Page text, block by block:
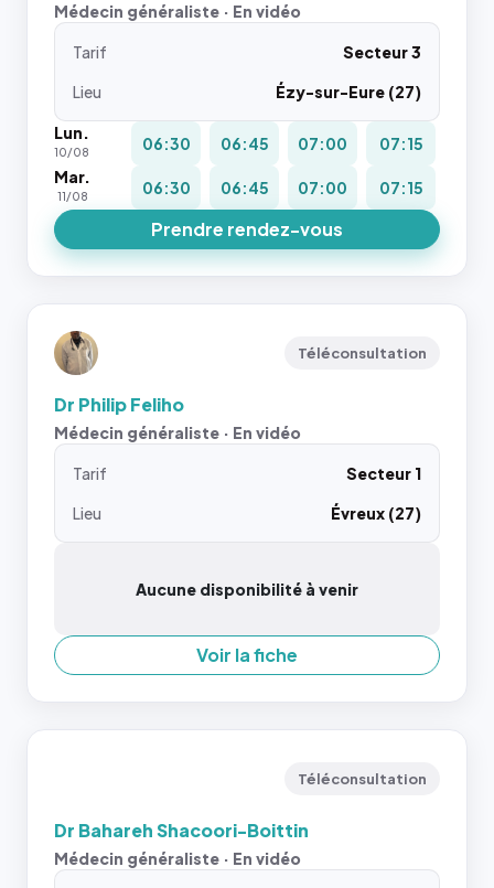
Médecin généraliste · En vidéo
Tarif
Secteur 3
Lieu
Ézy-sur-Eure (27)
Lun.
10/08 06:30 06:45 07:00
07:15
Mar.
11/08 06:30 06:45 07:00 07:15
Prendre rendez-vous
Téléconsultation
Dr Philip Feliho
Médecin généraliste · En vidéo
Tarif
Secteur 1
Lieu
Évreux (27)
Aucune disponibilité à venir
Voir la fiche
Téléconsultation
Dr Bahareh Shacoori-Boittin
Médecin généraliste · En vidéo